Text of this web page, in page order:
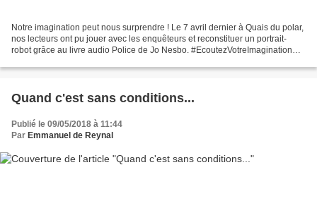
Notre imagination peut nous surprendre ! Le 7 avril dernier à Quais du polar,
nos lecteurs ont pu jouer avec les enquêteurs et reconstituer un portrait-
robot grâce au livre audio Police de Jo Nesbo. #EcoutezVotreImagination
Quand c'est sans conditions...
Publié le 09/05/2018 à 11:44
Par Emmanuel de Reynal